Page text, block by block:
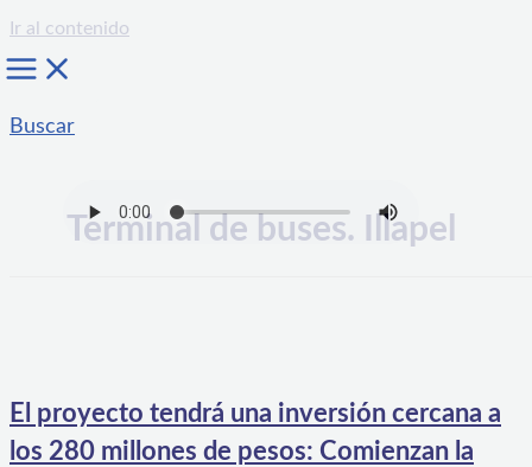
Ir al contenido
Buscar
Terminal de buses. Illapel
El proyecto tendrá una inversión cercana a
los 280 millones de pesos: Comienzan la